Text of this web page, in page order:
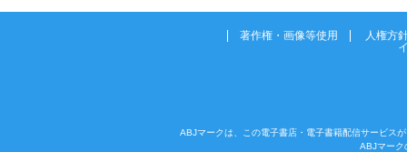
著作権・画像等使用
人権方
ABJマークは、この電子書店・電子書籍配信サービス
ABJマーク